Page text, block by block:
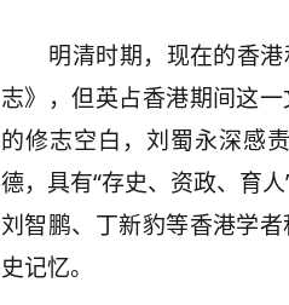
明清时期，现在的香
志》，但英占香港期间这
的修志空白，刘蜀永深感
德，具有“存史、资政、育
刘智鹏、丁新豹等香港学
史记忆。